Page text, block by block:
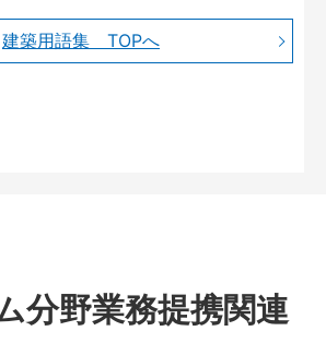
建築用語集 TOPへ
分野業務提携関連